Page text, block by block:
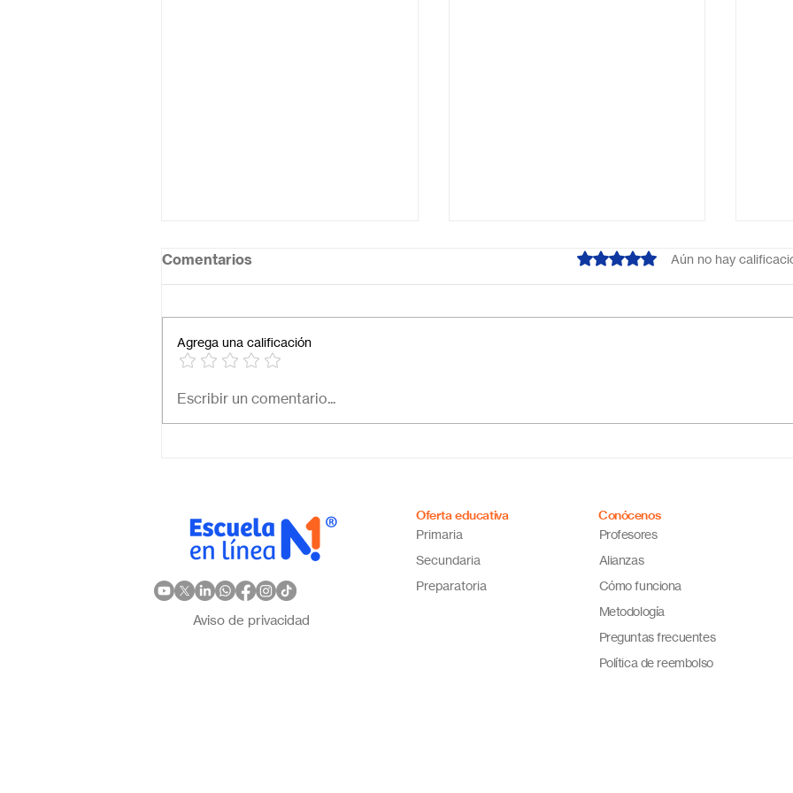
Necesito una secundaria
Comentarios Obtuvo 0 de 5 estrellas.
Aún no hay
Agrega una calificación
Escribir un comentario...
Aviso de privacidad
Oferta educativa
Primaria
Secundaria
Preparatoria
Conócenos
Profesores
Alianzas
Cómo funciona
Metodología
Preguntas frecuentes
Política de reembolso